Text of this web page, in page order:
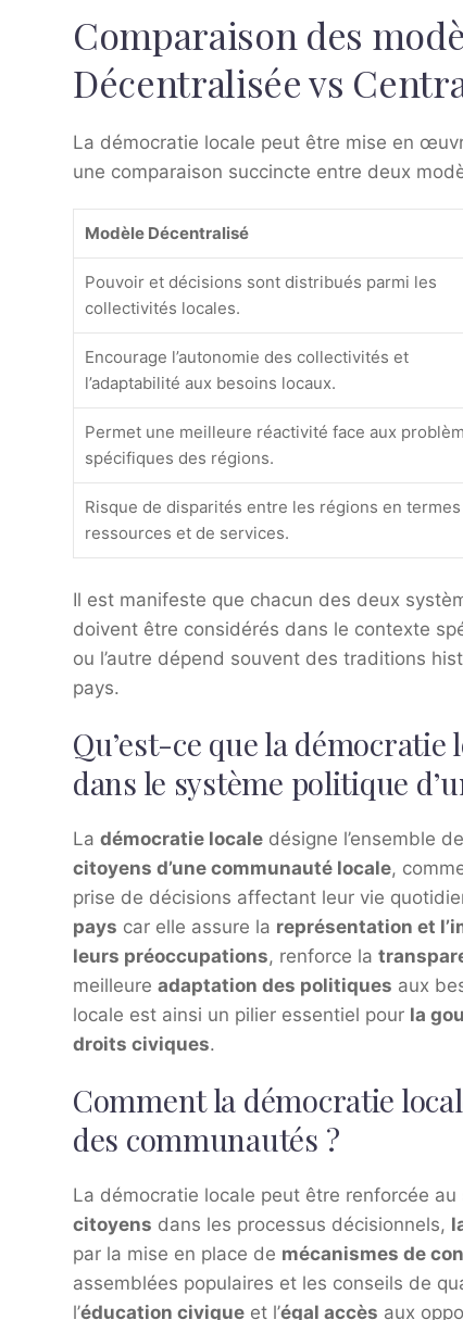
Comparaison des
Décentralisée vs
La démocratie locale peut être mise en
une comparaison succincte entre deux
Modèle Décentralisé
Pouvoir et décisions sont distribués parmi les
collectivités locales.
Encourage l’autonomie des collectivités et
l’adaptabilité aux besoins locaux.
Permet une meilleure réactivité face aux
spécifiques des régions.
Risque de disparités entre les régions en
ressources et de services.
Il est manifeste que chacun des deux
doivent être considérés dans le contexte
ou l’autre dépend souvent des traditions
pays.
Qu’est-ce que la
dans le système politique
La démocratie locale désigne l’ensemble
citoyens d’une communauté locale,
prise de décisions affectant leur vie
pays car elle assure la représentation et
leurs préoccupations, renforce la
meilleure adaptation des politiques aux
locale est ainsi un pilier essentiel pour la
droits civiques.
Comment la démocratie
des communautés ?
La démocratie locale peut être renforcée
citoyens dans les processus décisionnels,
par la mise en place de mécanismes de
assemblées populaires et les conseils de
l’éducation civique et l’égal accès aux